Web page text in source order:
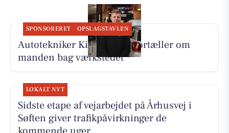
SPONSORERET OPSLAGSTAVLEN
Autotekniker Kim Skytthe fortæller om
manden bag værkstedet
LOKALT NYT
Sidste etape af vejarbejdet på Århusvej i
Søften giver trafikpåvirkninger de